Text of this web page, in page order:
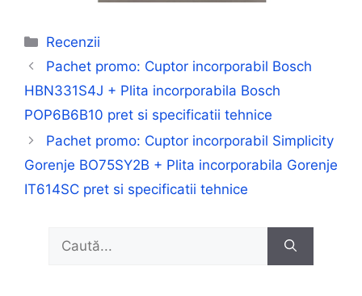
Categorii
Recenzii
Pachet promo: Cuptor incorporabil Bosch
HBN331S4J + Plita incorporabila Bosch
POP6B6B10 pret si specificatii tehnice
Pachet promo: Cuptor incorporabil Simplicity
Gorenje BO75SY2B + Plita incorporabila Gorenje
IT614SC pret si specificatii tehnice
după: